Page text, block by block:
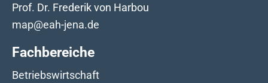
Prof. Dr. Frederik von Harbou
map@eah-jena.de
Fachbereiche
Betriebswirtschaft